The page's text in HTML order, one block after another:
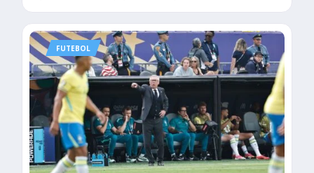
FUTEBOL